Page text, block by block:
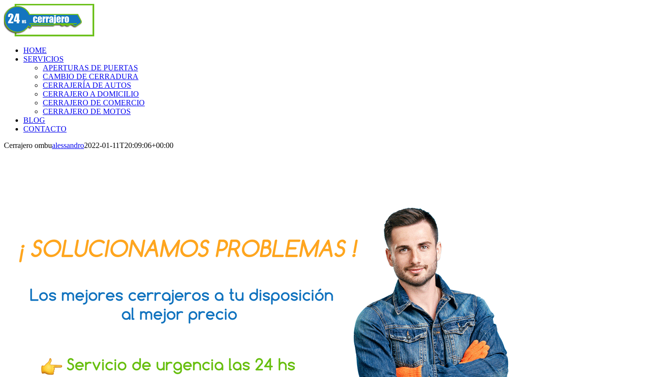
Skip
to
content
Facebook
HOME
SERVICIOS
APERTURAS DE PUERTAS
CAMBIO DE CERRADURA
CERRAJERÍA DE AUTOS
CERRAJERO A DOMICILIO
CERRAJERO DE COMERCIO
CERRAJERO DE MOTOS
BLOG
CONTACTO
Cerrajero ombualessandro2022-01-11T20:09:06+00:00